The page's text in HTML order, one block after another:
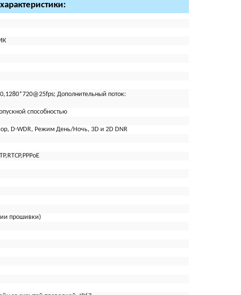
Дополнительный поток:
способностью
D-WDR, Режим День/Ночь, 3D и 2D DNR
прошивки)